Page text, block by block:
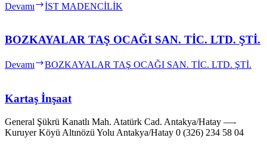
Devamı İST MADENCİLİK
BOZKAYALAR TAŞ OCAĞI SAN. TİC. LTD. ŞTİ.
Devamı BOZKAYALAR TAŞ OCAĞI SAN. TİC. LTD. ŞTİ.
Kartaş İnşaat
General Şükrü Kanatlı Mah. Atatürk Cad. Antakya/Hatay —-
Kuruyer Köyü Altınözü Yolu Antakya/Hatay 0 (326) 234 58 04